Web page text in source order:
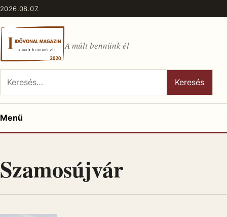
Ugrás a tartalomhoz
2026.08.07.
A múlt bennünk él
Keresés:
Keresés
Menü
Szamosújvár